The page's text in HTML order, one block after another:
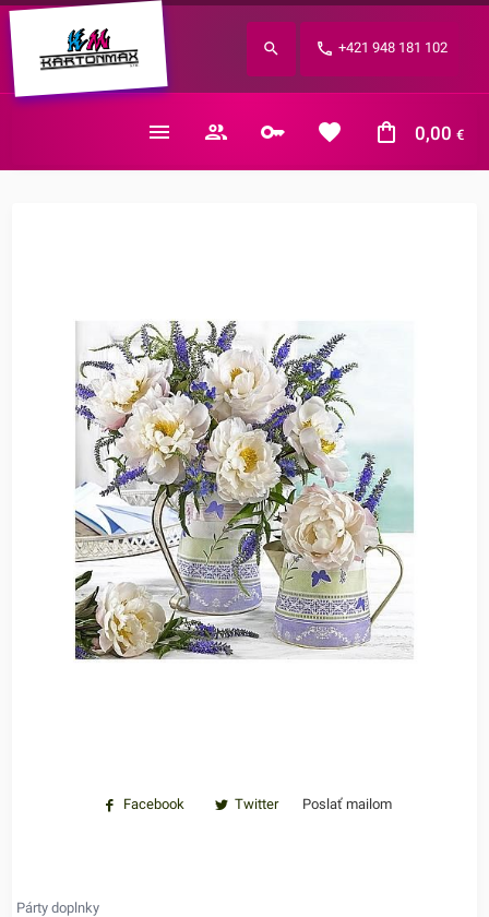
+421 948 181 102
0,00 €
Zabudnuté heslo?
E-mail
Facebook Twitter Poslať mailom
Párty doplnky